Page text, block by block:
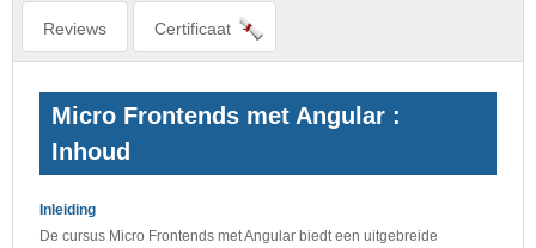
Reviews Certificaat
Micro Frontends met Angular :
Inhoud
Inleiding
De cursus Micro Frontends met Angular biedt een uitgebreide